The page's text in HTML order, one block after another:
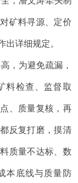
矿料寻源、定价
出详细规定。
， 为避免疏漏，
料检查、监督取
、质量复核，再
反复打磨，摸清
质量不达标、数
本底线与质量防